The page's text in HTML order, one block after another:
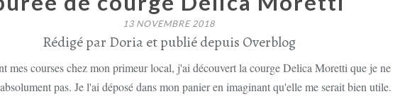
13 NOVEMBRE 2018
Rédigé par Doria et publié depuis Overblog
mes courses chez mon primeur local, j'ai découvert la courge Delica Moretti que je ne
pas. Je l'ai déposé dans mon panier en imaginant qu'elle me serait bien utile.